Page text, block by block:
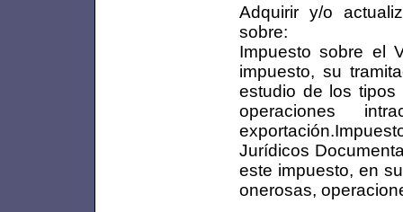
Adquirir y/o
sobre:
Impuesto sobre el
impuesto, su
estudio de los tipos
operaciones
Jurídicos
este impuesto, en
onerosas,